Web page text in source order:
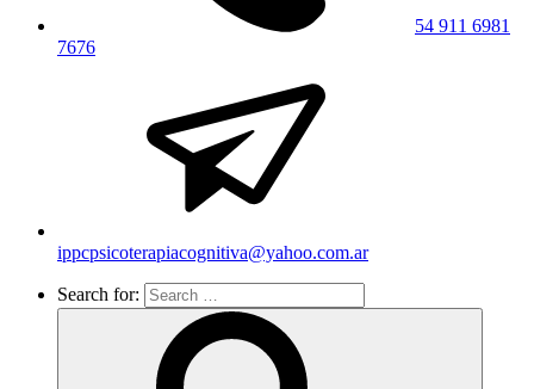
54 911 6981
7676
ippcpsicoterapiacognitiva@yahoo.com.ar
Search for: